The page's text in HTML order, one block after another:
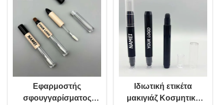
Εφαρμοστής
σφουγγαρίσματος
Ιδιωτική ετικέτα
μακιγιάζ Κοσμητικό